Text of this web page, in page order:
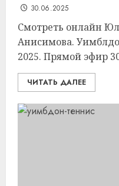
30.06.2025
Смотреть онлайн
Анисимова.
2025. Прямой эфир
ЧИТАТЬ ДАЛЕЕ